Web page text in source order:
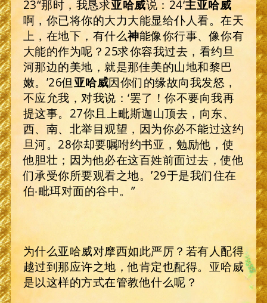
23“那时，我恳求亚哈威说：24‘主亚哈威
啊，你已将你的大力大能显给仆人看。在天
上，在地下，有什么神能像你行事、像你有
大能的作为呢？25求你容我过去，看约旦
河那边的美地，就是那佳美的山地和黎巴
嫩。’26但 亚哈威因你们的缘故向我发怒，
不应允我，对我说：‘罢了！你不要向我再
提这事。27你且上毗斯迦山顶去，向东、
西、南、北举目观望，因为你必不能过这约
旦河。28你却要嘱咐约书亚，勉励他，使
他胆壮；因为他必在这百姓前面过去，使他
们承受你所要观看之地。’29于是我们住在
伯‧毗珥对面的谷中。”
为什么亚哈威对摩西如此严厉？若有人配得
越过到那应许之地，他肯定也配得。亚哈威
是以这样的方式在管教他什么呢？